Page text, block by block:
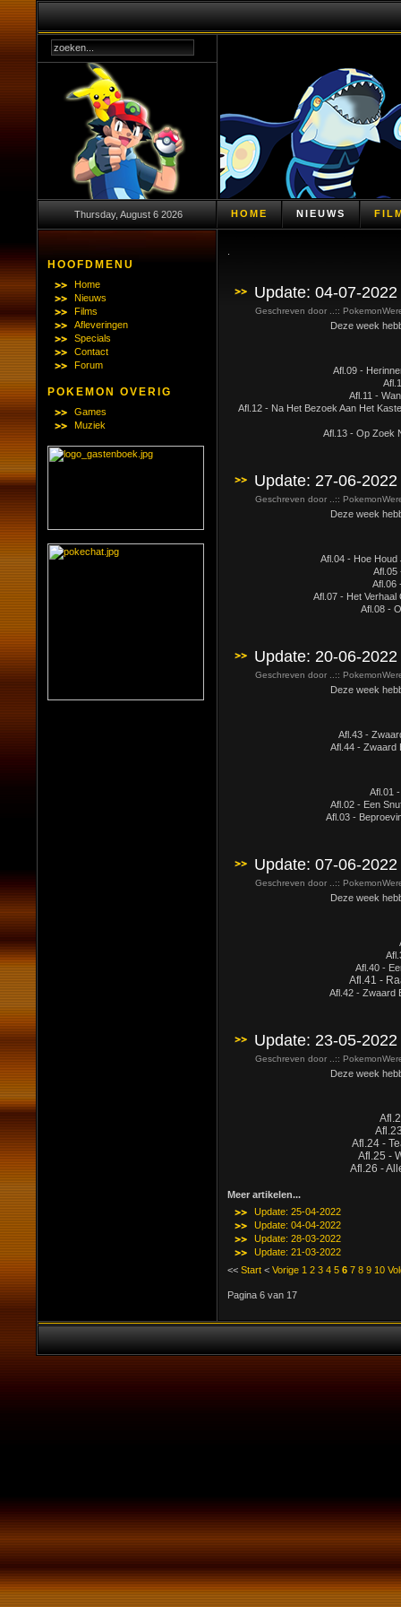
Thursday, August 6 2026 HOME NIEUWS
HOOFDMENU
Home
Nieuws
Films
Afleveringen
Specials
Contact
Forum
POKEMON OVERIG
Games
Muziek
Update: 04-07-2022
Geschreven door ..::
Deze week
Afl.09 -
Afl.11 -
Afl.12 - Na Het Bezoek Aan Het
Afl.13 - Op Zoek
Update: 27-06-2022
Geschreven door ..::
Deze week
Afl.04 - Hoe
Afl.05
Afl.06
Afl.07 - Het Verhaal
Afl.08 -
Update: 20-06-2022
Geschreven door ..::
Deze week
Afl.43 -
Afl.44 - Zwaard
Afl.01
Afl.02 - Een
Afl.03 -
Update: 07-06-2022
Geschreven door ..::
Deze week
Afl.40 -
Afl.41 -
Afl.42 - Zwaard
Update: 23-05-2022
Geschreven door ..::
Deze week
Afl.24 -
Afl.25 -
Afl.26 -
Meer artikelen...
Update: 25-04-2022
Update: 04-04-2022
Update: 28-03-2022
Update: 21-03-2022
<< Start < Vorige 1 2 3 4 5 6 7 8 9 10
Pagina 6 van 17